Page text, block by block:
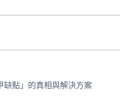
缺點」的真相與解決方案